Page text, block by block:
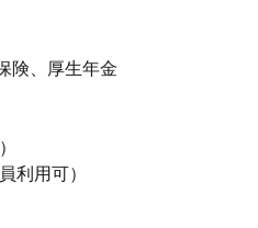
険、厚生年金
利用可）